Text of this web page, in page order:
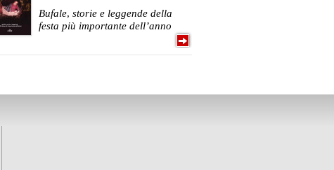
Bufale, storie e leggende della
festa più importante dell’anno